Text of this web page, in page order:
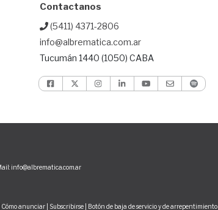
Contactanos
(5411) 4371-2806
info@albrematica.com.ar
Tucumán 1440 (1050) CABA
info@albrematica.com.ar
Cómo anunciar Subscribirse Botón de baja de servicio y de arrepentimiento